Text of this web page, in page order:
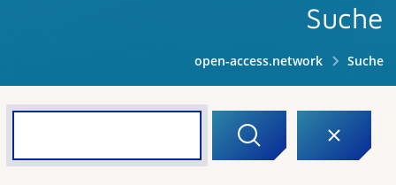
Suche
open-access.network Suche